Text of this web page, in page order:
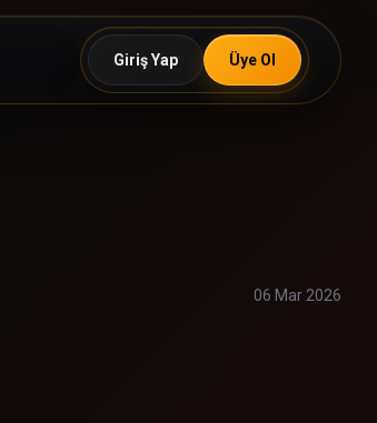
Giriş Yap Üye Ol
06 Mar 2026